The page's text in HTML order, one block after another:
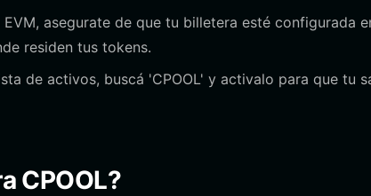
asegurate de que tu billetera esté configurada
residen tus tokens.
de activos, buscá 'CPOOL' y activalo para que tu
CPOOL?